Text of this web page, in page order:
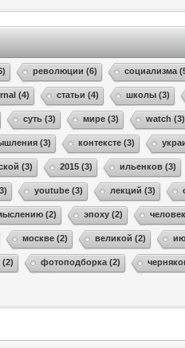
революции (6) социализма
(4) статьи (4) школы (3)
суть (3) мире (3) watch (3)
(3) контексте (3)
(3) 2015 (3) ильенков (3)
youtube (3) лекций (3)
(2) эпоху (2)
москве (2) великой (2)
фотоподборка (2)